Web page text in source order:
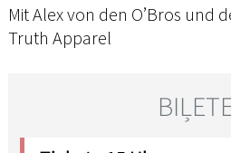
Mit Alex von den O’Bros und
Truth Apparel